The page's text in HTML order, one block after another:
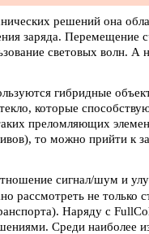
решений она
заряда. Перемещение
световых волн. А
гибридные
которые
преломляющих
то можно прийти к
сигнал/шум и
рассмотреть не только
Наряду с
Среди наиболее